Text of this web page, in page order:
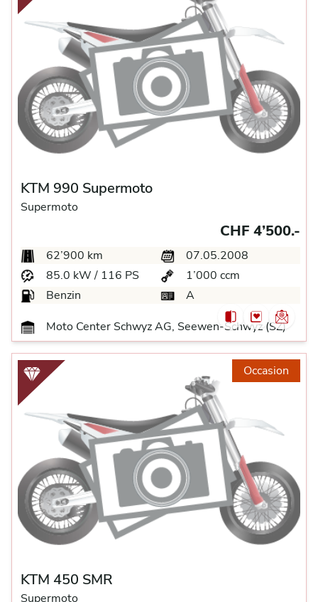
KTM 990 Supermoto
Supermoto
CHF 4’500.-
62’900 km
07.05.2008
85.0 kW / 116 PS
1’000 ccm
Benzin
A
Moto Center Schwyz AG, Seewen-Schwyz (SZ)
Occasion
KTM 450 SMR
Supermoto